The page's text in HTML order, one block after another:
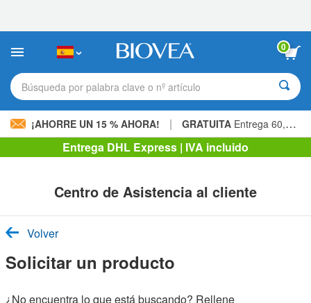
sitio
incluye
sistema
de
0
Búsqueda por palabra clave o nº artículo
¡AHORRE UN 15 % AHORA! | GRATUITA Entrega 60,00 € »
Entrega DHL Express | IVA incluido
Centro de Asistencia al cliente
Volver
Solicitar un producto
¿No encuentra lo que está buscando? Rellene